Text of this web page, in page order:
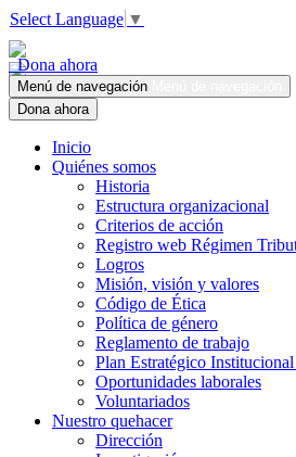
Select Language ▼
Dona ahora
Menú de navegación
Dona ahora
Inicio
Quiénes somos
Historia
Estructura organizacional
Criterios de acción
Registro web Régimen
Logros
Misión, visión y valores
Código de Ética
Política de género
Reglamento de trabajo
Plan Estratégico
Oportunidades laborales
Voluntariados
Nuestro quehacer
Dirección